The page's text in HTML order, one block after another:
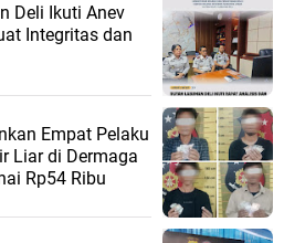
Deli Ikuti Anev
Integritas dan
Empat Pelaku
Liar di Dermaga
Rp54 Ribu